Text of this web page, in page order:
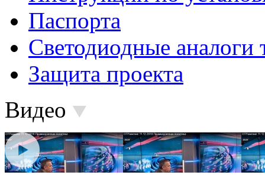
Паспорта
Светодиодные аналоги
Защита проекта
Видео